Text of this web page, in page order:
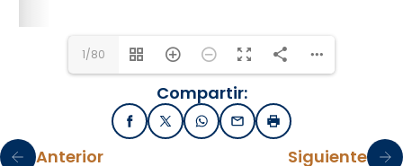
1/80
Compartir:
FacebookX / TwitterWhatsApp
EmailImprimir
Anterior Siguiente